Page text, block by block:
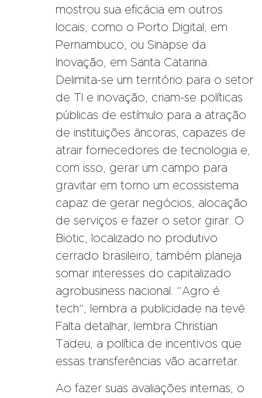
mostrou sua eficácia em outros
locais, como o Porto Digital, em
Pernambuco, ou Sinapse da
Inovação, em Santa Catarina.
Delimita-se um território para o setor
de TI e inovação, criam-se políticas
públicas de estímulo para a atração
de instituições âncoras, capazes de
atrair fornecedores de tecnologia e,
com isso, gerar um campo para
gravitar em torno um ecossistema
capaz de gerar negócios, alocação
de serviços e fazer o setor girar. O
Biotic, localizado no produtivo
cerrado brasileiro, também planeja
somar interesses do capitalizado
agrobusiness nacional. “Agro é
tech”, lembra a publicidade na tevê.
Falta detalhar, lembra Christian
Tadeu, a política de incentivos que
essas transferências vão acarretar.
Ao fazer suas avaliações internas, o